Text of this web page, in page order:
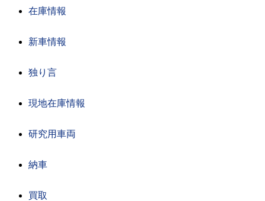
在庫情報
新車情報
独り言
現地在庫情報
研究用車両
納車
買取